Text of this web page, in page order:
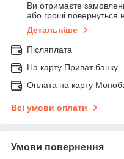
Ви отримаєте
або гроші повернуться
Детальніше
Післяплата
На карту Приват банку
Оплата на карту
Всі умови оплати
Умови повернення